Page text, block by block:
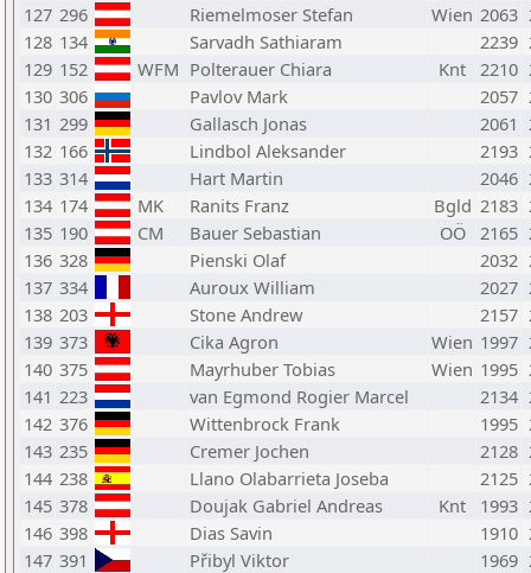
127 296 Riemelmoser Stefan Wien 2063
128 134 Sarvadh Sathiaram 2239
129 152 WFM Polterauer Chiara Knt 2210
130 306 Pavlov Mark 2057
131 299 Gallasch Jonas 2061
132 166 Lindbol Aleksander 2193
133 314 Hart Martin 2046
134 174 MK Ranits Franz Bgld 2183
135 190 CM Bauer Sebastian OÖ 2165
136 328 Pienski Olaf 2032
137 334 Auroux William 2027
138 203 Stone Andrew 2157
139 373 Cika Agron Wien 1997
140 375 Mayrhuber Tobias Wien 1995
141 223 van Egmond Rogier Marcel 2134
142 376 Wittenbrock Frank 1995
143 235 Cremer Jochen 2128
144 238 Llano Olabarrieta Joseba 2125
145 378 Doujak Gabriel Andreas Knt 1993
146 398 Dias Savin 1910
147 391 Přibyl Viktor 1969